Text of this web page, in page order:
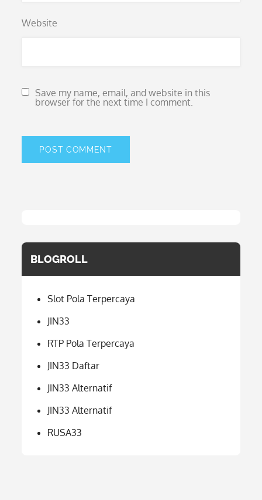
Website
Save my name, email, and website in this
browser for the next time I comment.
BLOGROLL
Slot Pola Terpercaya
JIN33
RTP Pola Terpercaya
JIN33 Daftar
JIN33 Alternatif
JIN33 Alternatif
RUSA33